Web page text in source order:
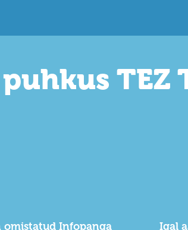
TEZ
omistatud Infopanga
Igal